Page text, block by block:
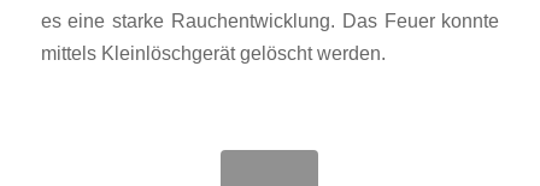
es eine starke Rauchentwicklung. Das Feuer konnte
mittels Kleinlöschgerät gelöscht werden.